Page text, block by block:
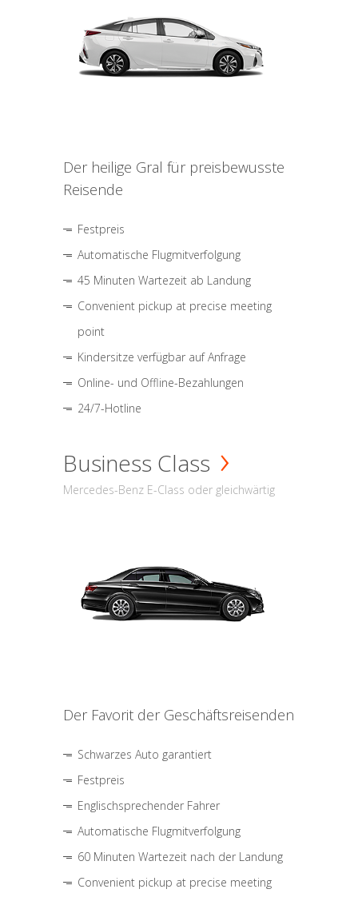
Der heilige Gral für preisbewusste
Reisende
Festpreis
Automatische Flugmitverfolgung
45 Minuten Wartezeit ab Landung
Convenient pickup at precise meeting
point
Kindersitze verfügbar auf Anfrage
Online- und Offline-Bezahlungen
24/7-Hotline
Business Class
Mercedes-Benz E-Class oder gleichwärtig
Der Favorit der Geschäftsreisenden
Schwarzes Auto garantiert
Festpreis
Englischsprechender Fahrer
Automatische Flugmitverfolgung
60 Minuten Wartezeit nach der Landung
Convenient pickup at precise meeting